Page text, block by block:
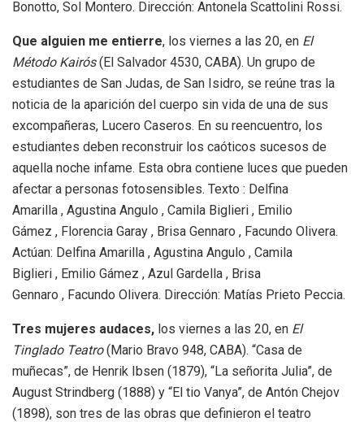
Bonotto, Sol Montero. Dirección: Antonela Scattolini Rossi.
Que alguien me entierre, los viernes a las 20, en El
Método Kairós(El Salvador 4530, CABA). Un grupo de
estudiantes de San Judas, de San Isidro, se reúne tras la
noticia de la aparición del cuerpo sin vida de una de sus
excompañeras, Lucero Caseros. En su reencuentro, los
estudiantes deben reconstruir los caóticos sucesos de
aquella noche infame. Esta obra contiene luces que pueden
afectar a personas fotosensibles. Texto : Delfina
Amarilla , Agustina Angulo , Camila Biglieri , Emilio
Gámez , Florencia Garay , Brisa Gennaro , Facundo Olivera.
Actúan: Delfina Amarilla , Agustina Angulo , Camila
Biglieri , Emilio Gámez , Azul Gardella , Brisa
Gennaro , Facundo Olivera. Dirección: Matías Prieto Peccia.
Tres mujeres audaces, los viernes a las 20, en El
Tinglado Teatro(Mario Bravo 948, CABA). “Casa de
muñecas”, de Henrik Ibsen (1879), “La señorita Julia”, de
August Strindberg (1888) y “El tio Vanya”, de Antón Chejov
(1898), son tres de las obras que definieron el teatro